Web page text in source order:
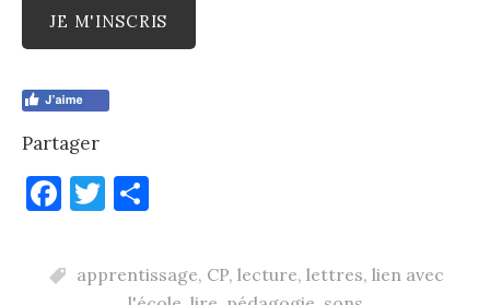
Partager
F
c
T
it ta
apprentissage, CP, lecture, lettres, lien avec